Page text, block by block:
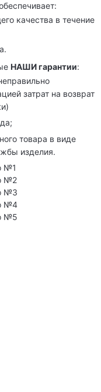
качества в течение
НАШИ гарантии:
затрат на возврат
товара в виде
изделия.